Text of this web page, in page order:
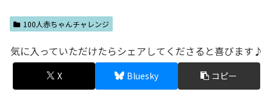
100人赤ちゃんチャレンジ
気に入っていただけたらシェアしてくださると喜びます♪
X Bluesky コピー